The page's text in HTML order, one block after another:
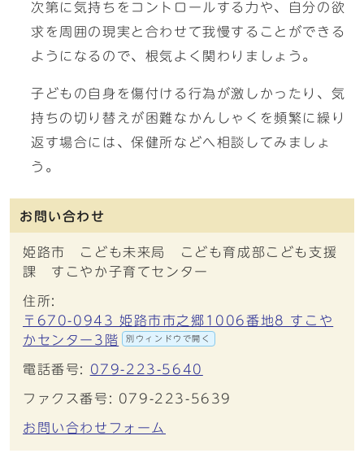
次第に気持ちをコントロールする力や、自分の欲
求を周囲の現実と合わせて我慢することができる
ようになるので、根気よく関わりましょう。
子どもの自身を傷付ける行為が激しかったり、気
持ちの切り替えが困難なかんしゃくを頻繁に繰り
返す場合には、保健所などへ相談してみましょ
う。
お問い合わせ
姫路市 こども未来局 こども育成部こども支援
課 すこやか子育てセンター
住所:
〒670-0943 姫路市市之郷1006番地8 すこや
かセンター3階
別ウィンドウで開く
電話番号: 079-223-5640
ファクス番号: 079-223-5639
お問い合わせフォーム